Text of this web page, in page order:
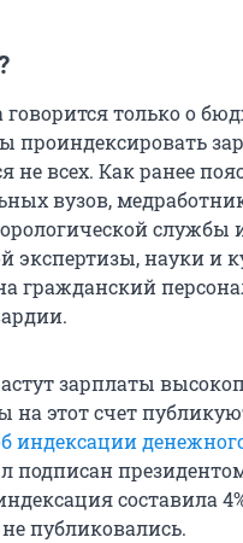
говорится только о
не всех. Как ранее
вузов,
службы
экспертизы, науки и
гражданский
зарплаты
этот счет
индексации
президентом
составила
публиковались.